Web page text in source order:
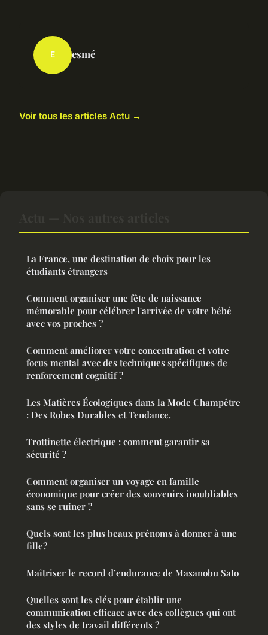
E esmé
Voir tous les articles Actu →
La France, une destination de choix pour les
étudiants étrangers
Comment organiser une fête de naissance
mémorable pour célébrer l'arrivée de votre bébé
avec vos proches ?
Comment améliorer votre concentration et votre
focus mental avec des techniques spécifiques de
renforcement cognitif ?
Les Matières Écologiques dans la Mode Champêtre
: Des Robes Durables et Tendance.
Trottinette électrique : comment garantir sa
sécurité ?
Comment organiser un voyage en famille
économique pour créer des souvenirs inoubliables
sans se ruiner ?
Quels sont les plus beaux prénoms à donner à une
fille?
Maîtriser le record d’endurance de Masanobu Sato
Quelles sont les clés pour établir une
communication efficace avec des collègues qui ont
des styles de travail différents ?